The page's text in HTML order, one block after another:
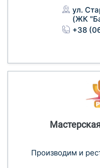
ул.
(ЖК
+38
Производим и